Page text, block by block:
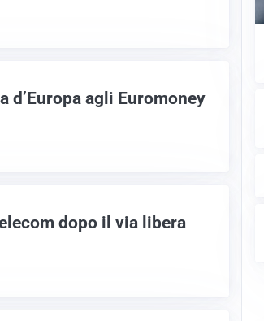
d’Europa agli Euromoney
dopo il via libera